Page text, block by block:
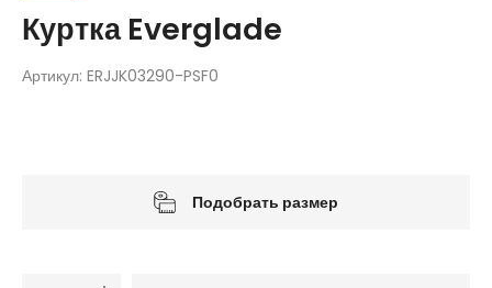
Куртка Everglade
Артикул: ERJJK03290-PSF0
Подобрать размер